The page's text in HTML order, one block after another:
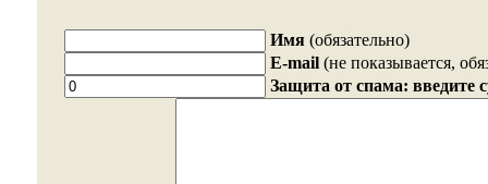
Имя (обязательно)
E-mail (не показывается,
Защита от спама: введите